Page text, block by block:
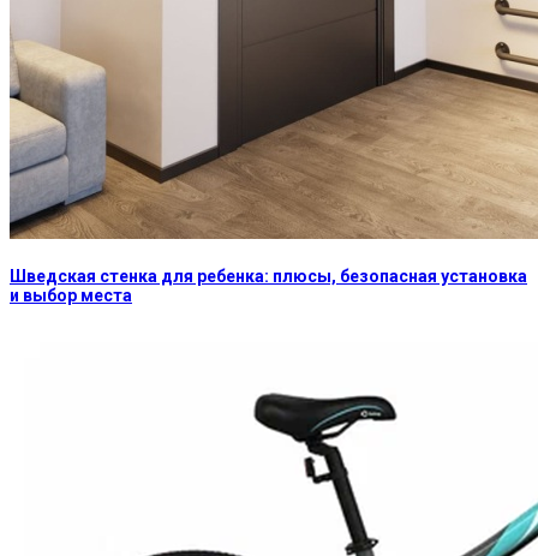
Шведская стенка для ребенка: плюсы, безопасная установка
и выбор места